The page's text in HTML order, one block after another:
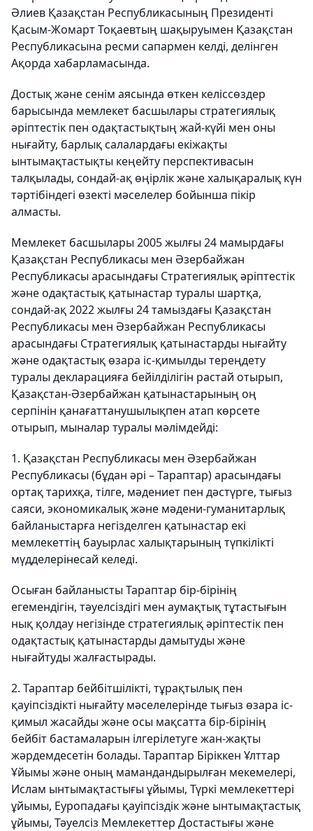
Әлиев Қазақстан Республикасының Президенті
Қасым-Жомарт Тоқаевтың шақыруымен Қазақстан
Республикасына ресми сапармен келді, делінген
Ақорда хабарламасында.
Достық және сенім аясында өткен келіссөздер
барысында мемлекет басшылары стратегиялық
әріптестік пен одақтастықтың жай-күйі мен оны
нығайту, барлық салалардағы екіжақты
ынтымақтастықты кеңейту перспективасын
талқылады, сондай-ақ өңірлік және халықаралық күн
тәртібіндегі өзекті мәселелер бойынша пікір
алмасты.
Мемлекет басшылары 2005 жылғы 24 мамырдағы
Қазақстан Республикасы мен Әзербайжан
Республикасы арасындағы Стратегиялық әріптестік
және одақтастық қатынастар туралы шартқа,
сондай-ақ 2022 жылғы 24 тамыздағы Қазақстан
Республикасы мен Әзербайжан Республикасы
арасындағы Стратегиялық қатынастарды нығайту
және одақтастық өзара іс-қимылды тереңдету
туралы декларацияға бейілділігін растай отырып,
Қазақстан-Әзербайжан қатынастарының оң
серпінін қанағаттанушылықпен атап көрсете
отырып, мыналар туралы мәлімдейді:
1. Қазақстан Республикасы мен Әзербайжан
Республикасы (бұдан әрі – Тараптар) арасындағы
ортақ тарихқа, тілге, мәдениет пен дәстүрге, тығыз
саяси, экономикалық және мәдени-гуманитарлық
байланыстарға негізделген қатынастар екі
мемлекеттің бауырлас халықтарының түпкілікті
мүдделерінесай келеді.
Осыған байланысты Тараптар бір-бірінің
егемендігін, тәуелсіздігі мен аумақтық тұтастығын
нық қолдау негізінде стратегиялық әріптестік пен
одақтастық қатынастарды дамытуды және
нығайтуды жалғастырады.
2. Тараптар бейбітшілікті, тұрақтылық пен
қауіпсіздікті нығайту мәселелерінде тығыз өзара іс-
қимыл жасайды және осы мақсатта бір-бірінің
бейбіт бастамаларын ілгерілетуге жан-жақты
жәрдемдесетін болады. Тараптар Біріккен Ұлттар
Ұйымы және оның мамандандырылған мекемелері,
Ислам ынтымақтастығы ұйымы, Түркі мемлекеттері
ұйымы, Еуропадағы қауіпсіздік және ынтымақтастық
ұйымы, Тәуелсіз Мемлекеттер Достастығы және